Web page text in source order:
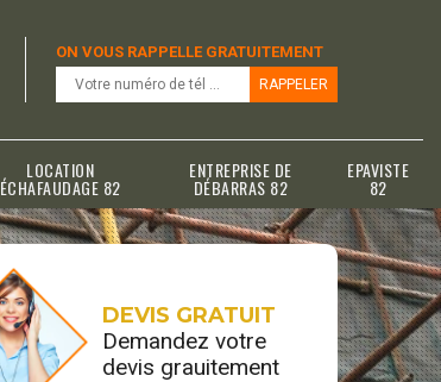
ON VOUS RAPPELLE GRATUITEMENT
LOCATION
ÉCHAFAUDAGE 82
ENTREPRISE DE
DÉBARRAS 82
EPAVISTE
82
DEVIS GRATUIT
Demandez votre
devis grauitement